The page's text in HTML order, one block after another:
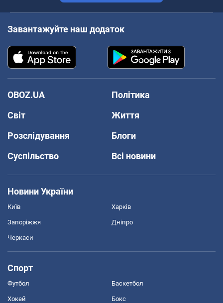
Завантажуйте наш додаток
OBOZ.UA
Політика
Світ
Життя
Розслідування
Блоги
Суспільство
Всі новини
Новини України
Київ Харків
Запоріжжя Дніпро
Черкаси
Спорт
Футбол Баскетбол
Хокей Бокс